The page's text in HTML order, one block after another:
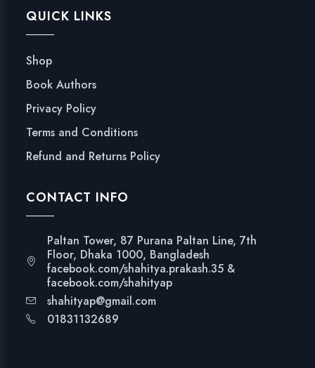
QUICK LINKS
Shop
Book Authors
Privacy Policy
Terms and Conditions
Refund and Returns Policy
CONTACT INFO
Paltan Tower, 87 Purana Paltan Line, 7th
Floor, Dhaka 1000, Bangladesh
facebook.com/shahitya.prakash.35 &
facebook.com/shahityap
shahityap@gmail.com
01831132689